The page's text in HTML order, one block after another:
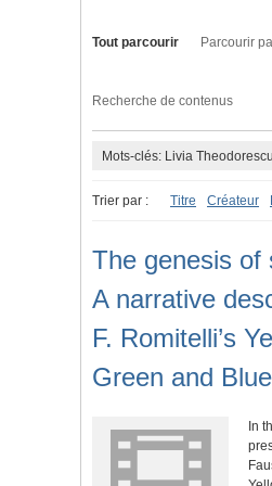
Tout parcourir Parcourir
Recherche de contenus
Mots-clés: Livia
Trier par : Titre Créateur
The genesis of
A narrative
F. Romitelli’s
Green and Blue
In